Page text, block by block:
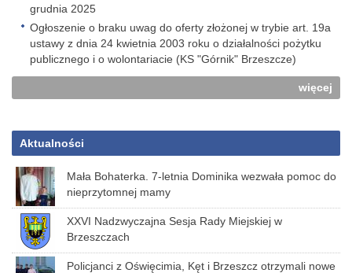
grudnia 2025
Ogłoszenie o braku uwag do oferty złożonej w trybie art. 19a
ustawy z dnia 24 kwietnia 2003 roku o działalności pożytku
publicznego i o wolontariacie (KS "Górnik" Brzeszcze)
więcej
Aktualności
Mała Bohaterka. 7-letnia Dominika wezwała pomoc do
nieprzytomnej mamy
XXVI Nadzwyczajna Sesja Rady Miejskiej w
Brzeszczach
Policjanci z Oświęcimia, Kęt i Brzeszcz otrzymali nowe